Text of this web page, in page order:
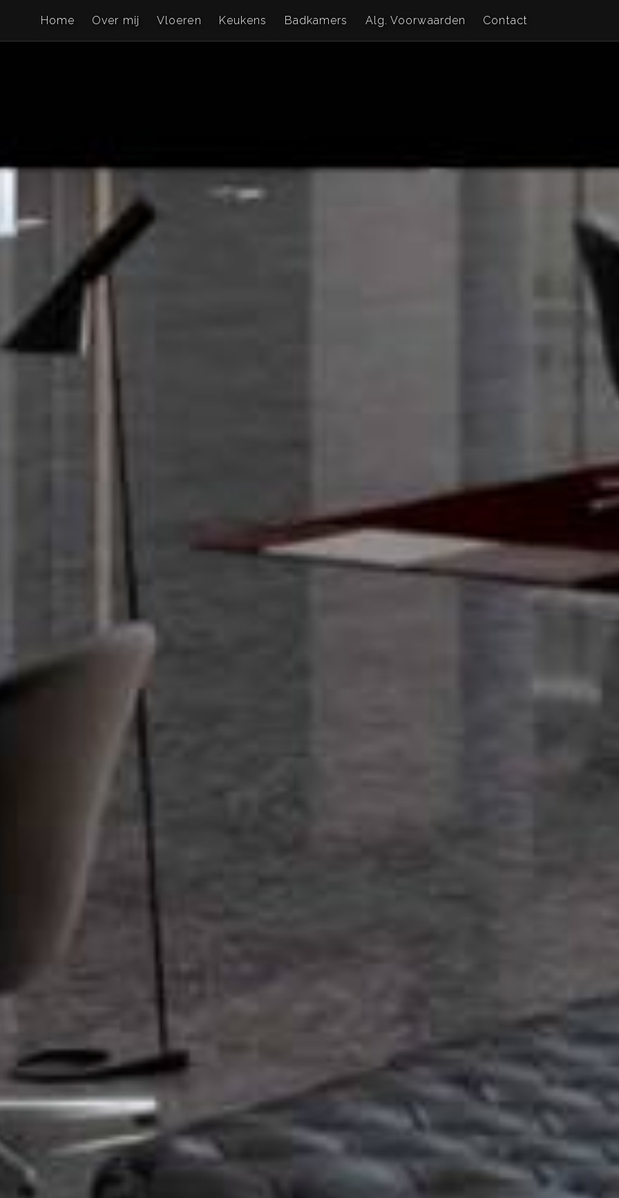
Home Over mij Vloeren Keukens Badkamers Alg. Voorwaarden Contact